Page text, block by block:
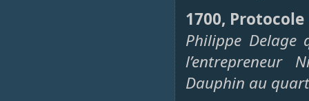
1700, Protocole
Philippe Delage
l’entrepreneur
Dauphin au